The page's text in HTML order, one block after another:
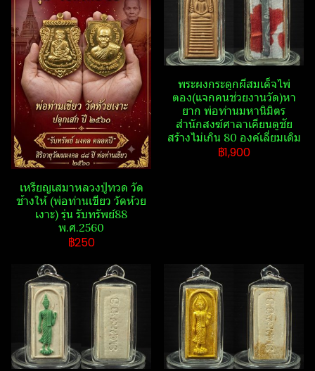
เหรียญเสมาหลวงปู่ทวด วัด​
ช้าง​ให้​ (พ่อท่านเขียว วัด​ห้วย​
เงาะ​) รุ่น รับ​ทรัพย์​88​
พ.ศ.2560
฿250
พระผงกระดูก​ผี​สมเด็จไพ่
ตอง(แจกคนช่วยงานวัด)หา
ยาก พ่อท่านมหานิ​มิตร​
สำนักสงฆ์​ศาลา​เคียน​ตู​ชัย​
สร้างไม่เกิน 80 องค์เลี่ยมเดิม
฿1,900